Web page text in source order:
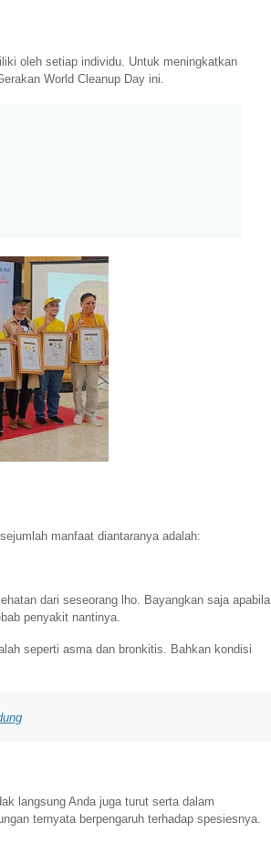
oleh setiap individu. Untuk meningkatkan
World Cleanup Day ini.
manfaat diantaranya adalah:
dari seseorang lho. Bayangkan saja apabila
penyakit nantinya.
seperti asma dan bronkitis. Bahkan kondisi
langsung Anda juga turut serta dalam
ternyata berpengaruh terhadap spesiesnya.